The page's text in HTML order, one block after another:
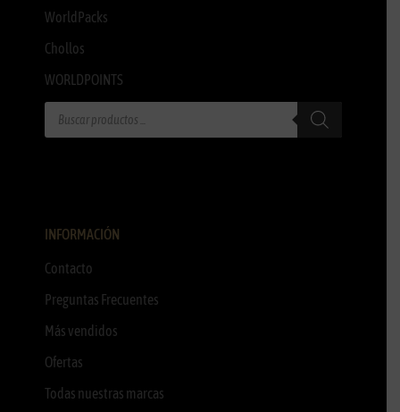
WorldPacks
Chollos
WORLDPOINTS
INFORMACIÓN
Contacto
Preguntas Frecuentes
Más vendidos
Ofertas
Todas nuestras marcas